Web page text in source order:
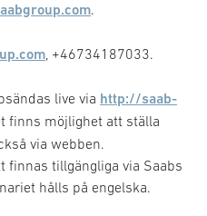
.
, +46734187033.
live via http://saab-
finns möjlighet att ställa
via webben.
finnas tillgängliga via Saabs
hålls på engelska.